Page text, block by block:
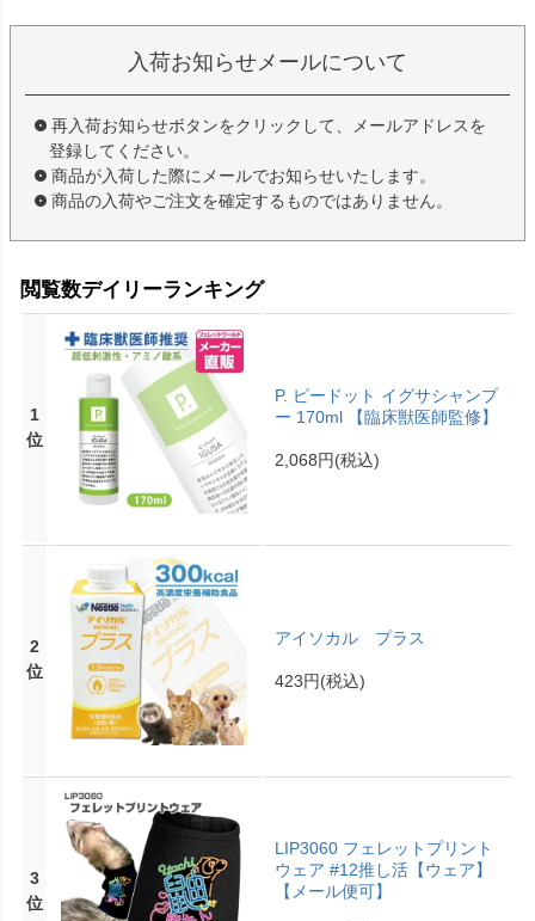
入荷お知らせメールについて
再入荷お知らせボタンをクリックして、メールアドレスを
登録してください。
商品が入荷した際にメールでお知らせいたします。
商品の入荷やご注文を確定するものではありません。
閲覧数デイリーランキング
1
位
P. ピードット イグサシャンプ
ー 170ml 【臨床獣医師監修】
2,068円(税込)
2
位
アイソカル プラス
423円(税込)
3
位
LIP3060 フェレットプリント
ウェア #12推し活【ウェア】
【メール便可】